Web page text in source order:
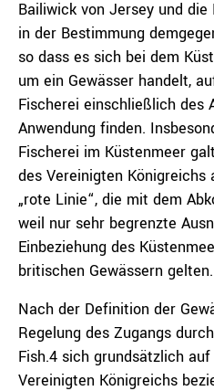
Bailiwick von Jersey und
in der Bestimmung
so dass es sich bei dem
um ein Gewässer handelt,
Fischerei einschließlich des
Anwendung finden.
Fischerei im Küstenmeer
des Vereinigten Königreichs
„rote Linie“, die mit dem
weil nur sehr begrenzte
Einbeziehung des
britischen Gewässern gelten.
Nach der Definition der
Regelung des Zugangs
Fish.4 sich grundsätzlich
Vereinigten Königreichs